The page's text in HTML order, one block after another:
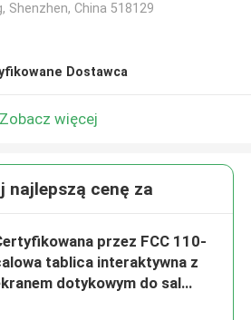
Shenzhen, China 518129
Dostawca
Zobacz więcej
najlepszą cenę za
przez FCC 110-
tablica interaktywna z
dotykowym do sal